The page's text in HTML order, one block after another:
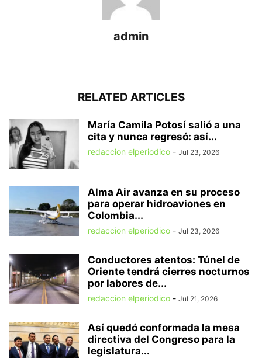
admin
RELATED ARTICLES
María Camila Potosí salió a una
cita y nunca regresó: así...
redaccion elperiodico - Jul 23, 2026
Alma Air avanza en su proceso
para operar hidroaviones en
Colombia...
redaccion elperiodico - Jul 23, 2026
Conductores atentos: Túnel de
Oriente tendrá cierres nocturnos
por labores de...
redaccion elperiodico - Jul 21, 2026
Así quedó conformada la mesa
directiva del Congreso para la
legislatura...